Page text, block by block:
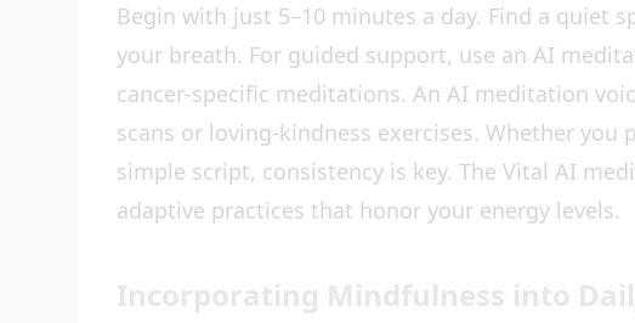
Begin with just 5–10 minutes a day. Find a quiet
your breath. For guided support, use an AI
cancer-specific meditations. An AI meditation
scans or loving-kindness exercises. Whether you
simple script, consistency is key. The Vital AI
adaptive practices that honor your energy levels.
Incorporating Mindfulness into